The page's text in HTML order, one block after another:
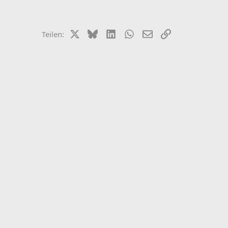
Teilen: X (Twitter)
BlueskyLinkedInWhatsApp
E-MailLink